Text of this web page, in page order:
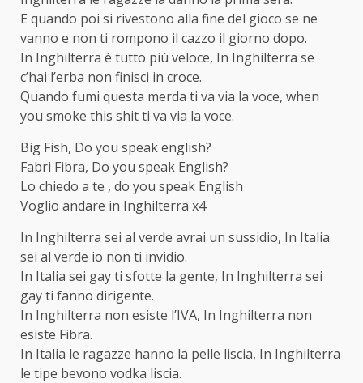
E quando poi si rivestono alla fine del gioco se ne
vanno e non ti rompono il cazzo il giorno dopo.
In Inghilterra è tutto più veloce, In Inghilterra se
c’hai l’erba non finisci in croce.
Quando fumi questa merda ti va via la voce, when
you smoke this shit ti va via la voce.
Big Fish, Do you speak english?
Fabri Fibra, Do you speak English?
Lo chiedo a te , do you speak English
Voglio andare in Inghilterra x4
In Inghilterra sei al verde avrai un sussidio, In Italia
sei al verde io non ti invidio.
In Italia sei gay ti sfotte la gente, In Inghilterra sei
gay ti fanno dirigente.
In Inghilterra non esiste l’IVA, In Inghilterra non
esiste Fibra.
In Italia le ragazze hanno la pelle liscia, In Inghilterra
le tipe bevono vodka liscia.